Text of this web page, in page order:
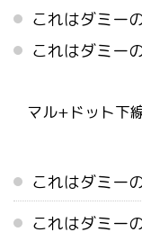
これはダミー
これはダミー
マル+ドット下
これはダミー
これはダミー